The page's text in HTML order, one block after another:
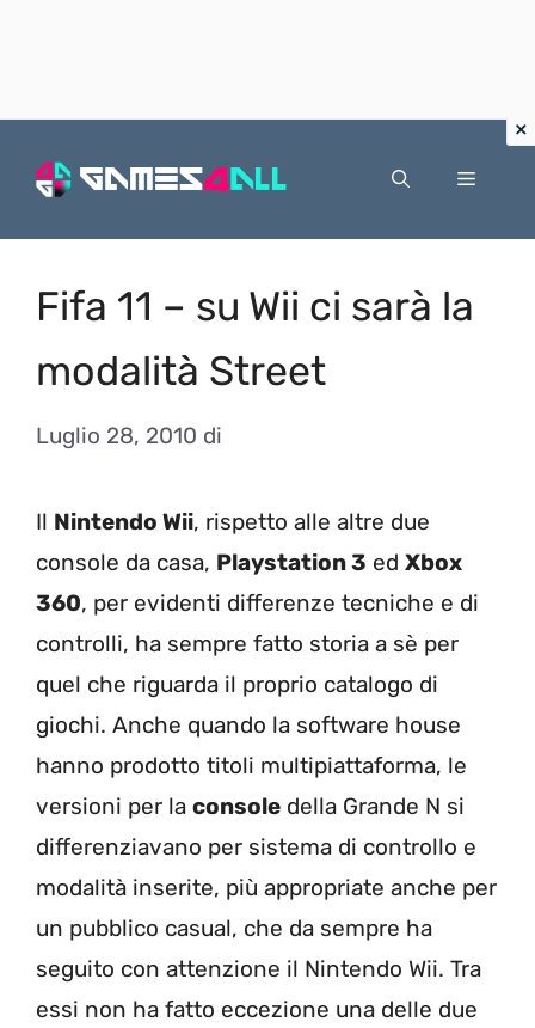
Menu
Fifa 11 – su Wii ci sarà la
modalità Street
Luglio 28, 2010 di
Il Nintendo Wii, rispetto alle altre due
console da casa, Playstation 3 ed Xbox
360, per evidenti differenze tecniche e di
controlli, ha sempre fatto storia a sè per
quel che riguarda il proprio catalogo di
giochi. Anche quando la software house
hanno prodotto titoli multipiattaforma, le
versioni per la console della Grande N si
differenziavano per sistema di controllo e
modalità inserite, più appropriate anche per
un pubblico casual, che da sempre ha
seguito con attenzione il Nintendo Wii. Tra
essi non ha fatto eccezione una delle due